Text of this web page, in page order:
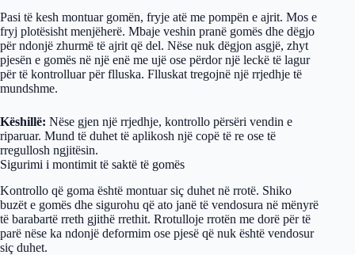
Pasi të kesh montuar gomën, fryje atë me pompën e ajrit. Mos e
fryj plotësisht menjëherë. Mbaje veshin pranë gomës dhe dëgjo
për ndonjë zhurmë të ajrit që del. Nëse nuk dëgjon asgjë, zhyt
pjesën e gomës në një enë me ujë ose përdor një leckë të lagur
për të kontrolluar për flluska. Flluskat tregojnë një rrjedhje të
mundshme.
Këshillë: Nëse gjen një rrjedhje, kontrollo përsëri vendin e
riparuar. Mund të duhet të aplikosh një copë të re ose të
rregullosh ngjitësin.
Sigurimi i montimit të saktë të gomës
Kontrollo që goma është montuar siç duhet në rrotë. Shiko
buzët e gomës dhe sigurohu që ato janë të vendosura në mënyrë
të barabartë rreth gjithë rrethit. Rrotulloje rrotën me dorë për të
parë nëse ka ndonjë deformim ose pjesë që nuk është vendosur
siç duhet.